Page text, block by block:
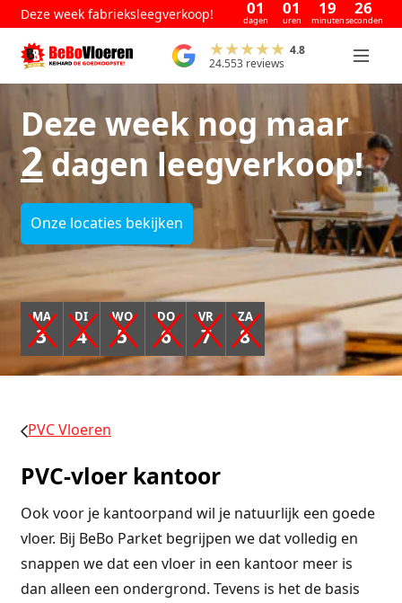
Deze week fabrieksleegverkoop! 01
dagen
01
uren
19
minuten
25
seconden
4.8
24.553 reviews
Deze week nog maar
2dagen leegverkoop!
Onze locaties bekijken
MA
3
DI
4
WO
5
DO
6
VR
7
ZA
8
PVC Vloeren
PVC-vloer kantoor
Ook voor je kantoorpand wil je natuurlijk een goede
vloer. Bij BeBo Parket begrijpen we dat volledig en
snappen we dat een vloer in een kantoor meer is
dan alleen een ondergrond. Tevens is het de basis